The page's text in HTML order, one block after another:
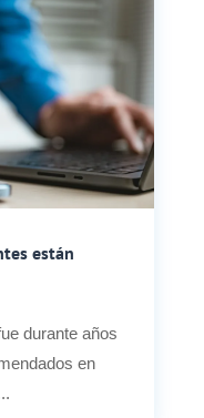
están
durante años
en